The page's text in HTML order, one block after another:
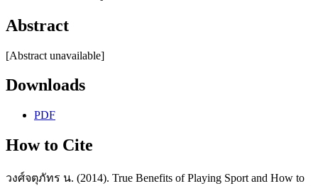
Abstract
[Abstract unavailable]
Downloads
PDF
How to Cite
วงศ์จตุภัทร น. (2014). True Benefits of Playing Sport and How to